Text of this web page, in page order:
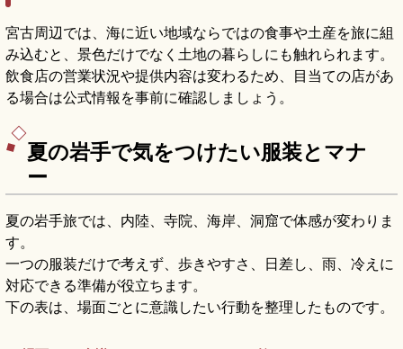
宮古周辺では、海に近い地域ならではの食事や土産を旅に組
み込むと、景色だけでなく土地の暮らしにも触れられます。
飲食店の営業状況や提供内容は変わるため、目当ての店があ
る場合は公式情報を事前に確認しましょう。
夏の岩手で気をつけたい服装とマナ
ー
夏の岩手旅では、内陸、寺院、海岸、洞窟で体感が変わりま
す。
一つの服装だけで考えず、歩きやすさ、日差し、雨、冷えに
対応できる準備が役立ちます。
下の表は、場面ごとに意識したい行動を整理したものです。